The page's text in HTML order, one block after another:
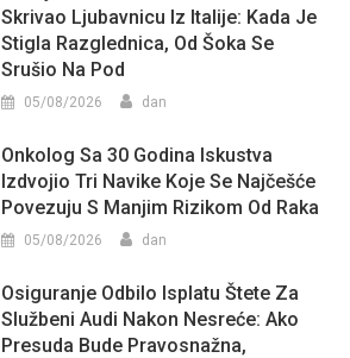
Skrivao Ljubavnicu Iz Italije: Kada Je
Stigla Razglednica, Od Šoka Se
Srušio Na Pod
05/08/2026 dan
Onkolog Sa 30 Godina Iskustva
Izdvojio Tri Navike Koje Se Najčešće
Povezuju S Manjim Rizikom Od Raka
05/08/2026 dan
Osiguranje Odbilo Isplatu Štete Za
Službeni Audi Nakon Nesreće: Ako
Presuda Bude Pravosnažna,